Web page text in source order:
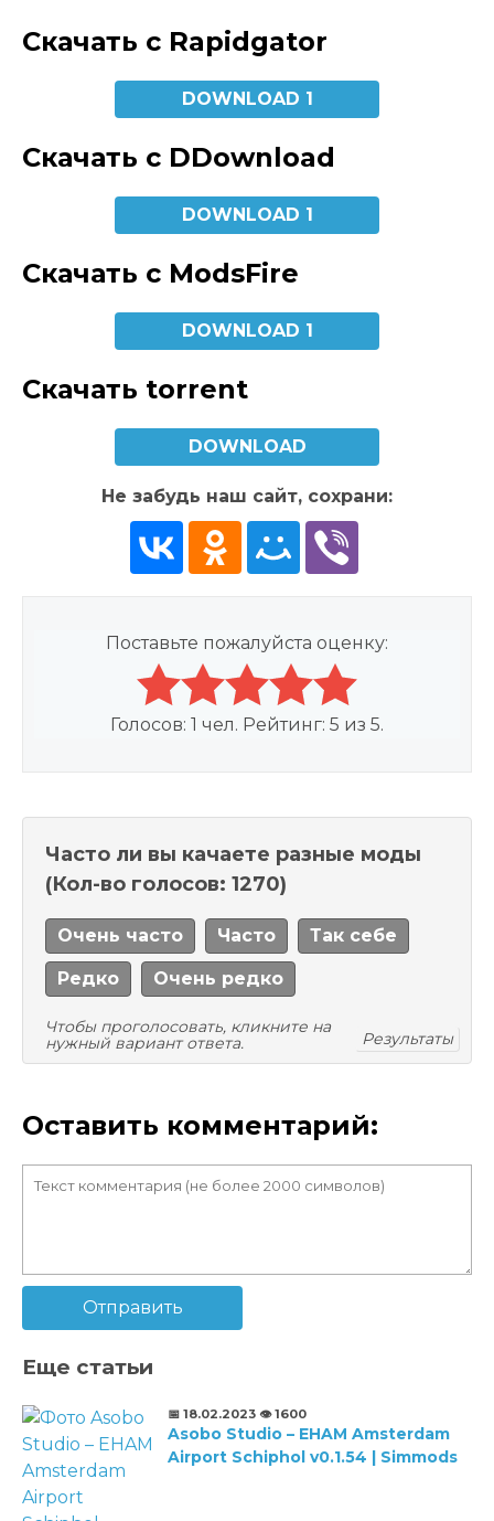
Скачать с Rapidgator
DOWNLOAD 1
Скачать с DDownload
DOWNLOAD 1
Скачать с ModsFire
DOWNLOAD 1
Скачать torrent
DOWNLOAD
Не забудь наш сайт, сохрани:
Поставьте пожалуйста оценку:
Голосов: 1 чел. Рейтинг: 5 из 5.
Часто ли вы качаете разные моды
(Кол-во голосов: 1270)
Очень часто Часто Так себе
Редко Очень редко
Чтобы проголосовать, кликните на
нужный вариант ответа.
Результаты
Оставить комментарий:
Отправить
Еще статьи
📅 18.02.2023 👁️ 1600
Asobo Studio – EHAM Amsterdam
Airport Schiphol v0.1.54 | Simmods